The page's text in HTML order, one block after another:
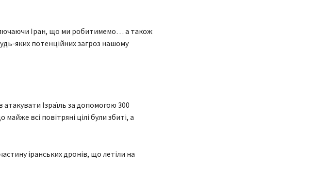
Іран, що ми робитимемо… а також
яких потенційних загроз нашому
атакувати Ізраїль за допомогою 300
майже всі повітряні цілі були збиті, а
іранських дронів, що летіли на